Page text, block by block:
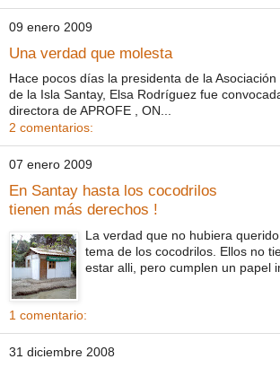
09 enero 2009
Una verdad que molesta
Hace pocos días la presidenta de la
de la Isla Santay, Elsa Rodríguez fue
directora de APROFE , ON...
2 comentarios:
07 enero 2009
En Santay hasta los cocodrilos
tienen más derechos !
La verdad que no hubiera
tema de los cocodrilos. Ellos no
estar alli, pero cumplen un papel
1 comentario:
31 diciembre 2008